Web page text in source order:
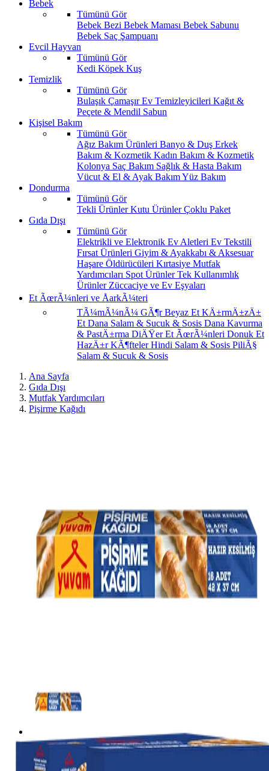
Bebek
Tümünü Gör
Bebek Bezi Bebek Maması Bebek Sabunu
Bebek Saç Şampuanı
Evcil Hayvan
Tümünü Gör
Kedi Köpek Kuş
Temizlik
Tümünü Gör
Bulaşık ÇamaşırEv Temizleyicileri Kağıt &
Peçete & Mendil Sabun
Kişisel Bakım
Tümünü Gör
Ağız Bakım Ürünleri Banyo & Duş Erkek
Bakım & Kozmetik Kadın Bakım & Kozmetik
Kolonya Saç Bakım Sağlık & Hasta Bakım
Vücut & El & Ayak BakımYüz Bakım
Dondurma
Tümünü Gör
Tekli ÜrünlerKutu ÜrünlerÇoklu Paket
Gıda Dışı
Tümünü Gör
Elektrikli ve Elektronik Ev Aletleri Ev Tekstili
Fırsat Ürünleri Giyim & Ayakkabı & Aksesuar
Haşare Öldürücüleri Kırtasiye Mutfak
Yardımcıları Spot ÜrünlerTek Kullanımlık
Ürünler Züccaciye ve Ev Eşyaları
Et ÃœrÃ¼nleri ve ÅarkÃ¼teri
TÃ¼mÃ¼nÃ¼ GÃ¶rBeyaz Et KÄ±rmÄ±zÄ±
Et Dana Salam & Sucuk & Sosis Dana Kavurma
& PastÄ±rma DiÄŸer Et ÃœrÃ¼nleri Donuk Et
HazÄ±r KÃ¶ftelerHindi Salam & Sosis PiliÃ§
Salam & Sucuk & Sosis
Ana Sayfa
Gıda Dışı
Mutfak Yardımcıları
Pişirme Kağıdı